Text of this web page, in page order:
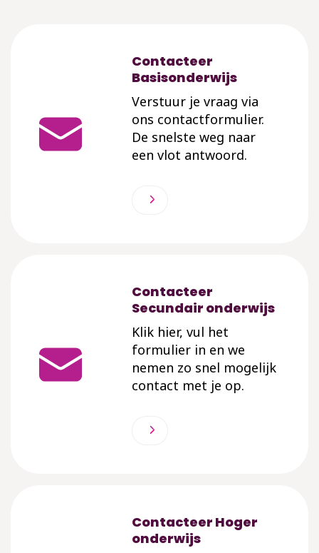
Contacteer
Basisonderwijs
Verstuur je vraag via
ons contactformulier.
De snelste weg naar
een vlot antwoord.
Contacteer
Secundair onderwijs
Klik hier, vul het
formulier in en we
nemen zo snel mogelijk
contact met je op.
Contacteer Hoger
onderwijs